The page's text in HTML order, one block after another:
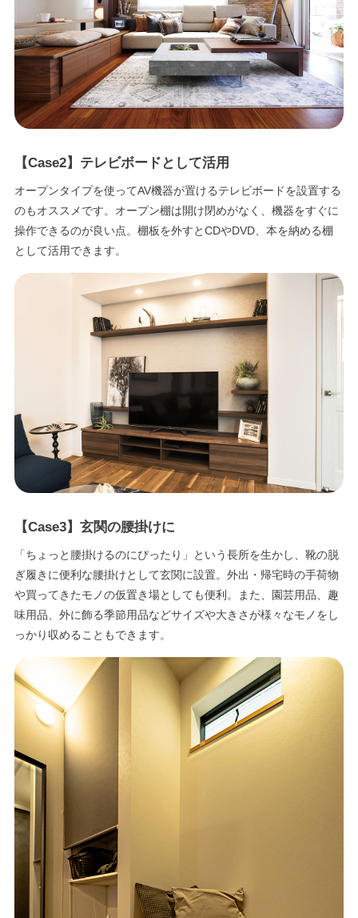
【Case2】テレビボードとして活用
オープンタイプを使ってAV機器が置けるテレビボードを設置する
のもオススメです。オープン棚は開け閉めがなく、機器をすぐに
操作できるのが良い点。棚板を外すとCDやDVD、本を納める棚
として活用できます。
【Case3】玄関の腰掛けに
「ちょっと腰掛けるのにぴったり」という長所を生かし、靴の脱
ぎ履きに便利な腰掛けとして玄関に設置。外出・帰宅時の手荷物
や買ってきたモノの仮置き場としても便利。また、園芸用品、趣
味用品、外に飾る季節用品などサイズや大きさが様々なモノをし
っかり収めることもできます。